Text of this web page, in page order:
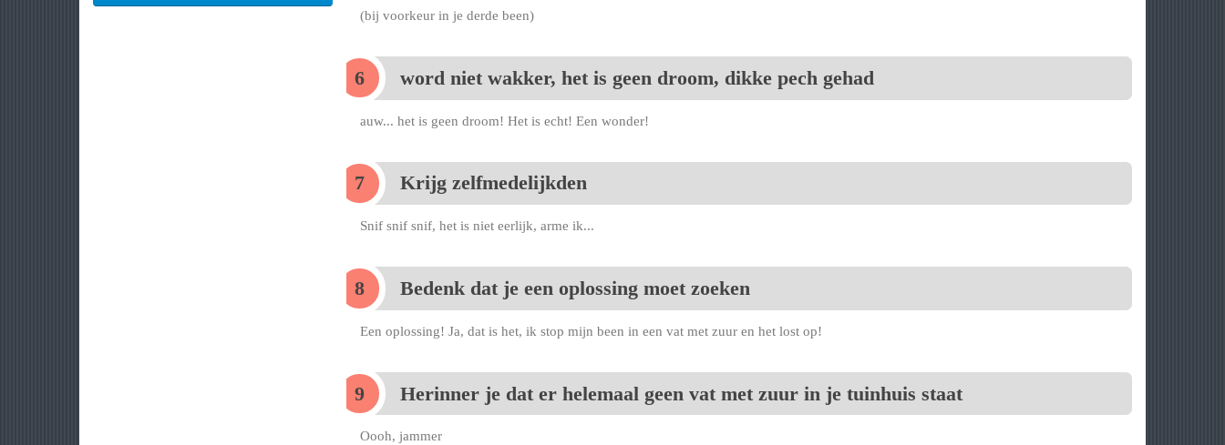
(bij voorkeur in je derde been)
word niet wakker, het is geen droom, dikke pech gehad
auw... het is geen droom! Het is echt! Een wonder!
Krijg zelfmedelijkden
Snif snif snif, het is niet eerlijk, arme ik...
Bedenk dat je een oplossing moet zoeken
Een oplossing! Ja, dat is het, ik stop mijn been in een vat met zuur en het lost op!
Herinner je dat er helemaal geen vat met zuur in je tuinhuis staat
Oooh, jammer